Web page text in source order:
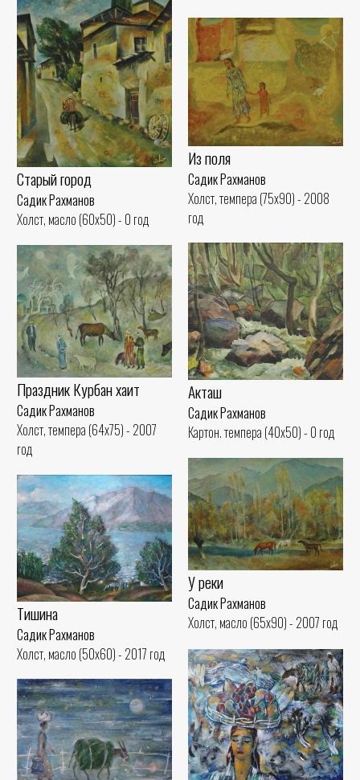
Старый город
Садик Рахманов
Холст, масло (60x50) - 0 год
Из поля
Садик Рахманов
Холст, темпера (75x90) - 2008
год
Акташ
Садик Рахманов
Картон. темпера (40x50) - 0 год
Праздник Курбан хаит
Садик Рахманов
Холст, темпера (64x75) - 2007
год
У реки
Садик Рахманов
Холст, масло (65x90) - 2007 год
Тишина
Садик Рахманов
Холст, масло (50x60) - 2017 год